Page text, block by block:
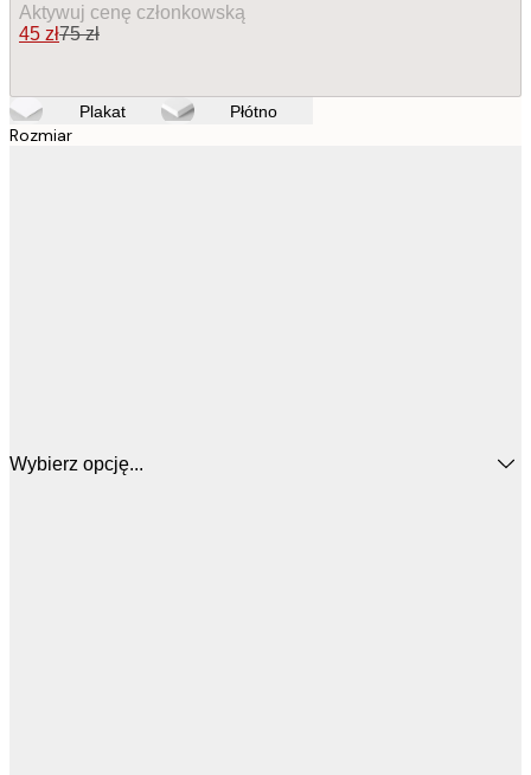
Aktywuj cenę członkowską
45 zł75 zł
Plakat Płótno
Rozmiar
Wybierz opcję...